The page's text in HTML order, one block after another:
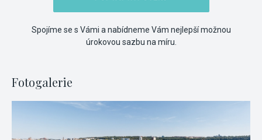
Spojíme se s Vámi a nabídneme Vám nejlepší možnou
úrokovou sazbu na míru.
Fotogalerie